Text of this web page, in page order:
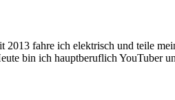
fahre ich elektrisch und teile
bin ich hauptberuflich YouTuber